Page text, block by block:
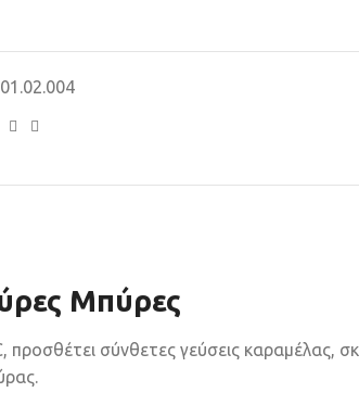
01.02.004
Μπύρες
προσθέτει σύνθετες γεύσεις καραμέλας,